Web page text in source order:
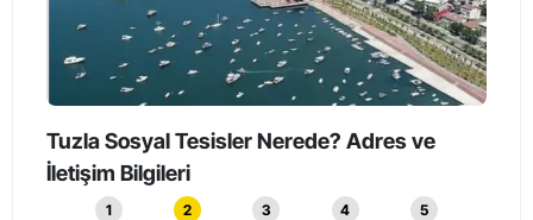
Tuzla’da Erkeklerin Katıldığı Sessiz Yürüyüş
Düzenlendi
1 2 3 4 5